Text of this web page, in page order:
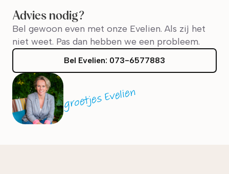
Advies nodig?
Bel gewoon even met onze Evelien. Als zij het
niet weet. Pas dan hebben we een probleem.
Bel Evelien: 073-6577883
groetjes Evelien